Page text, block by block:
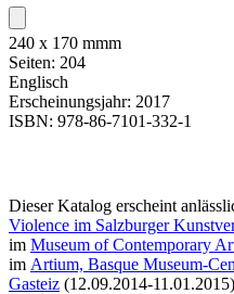
240 x 170 mmm
Seiten: 204
Englisch
Erscheinungsjahr: 2017
ISBN: 978-86-7101-332-1
Dieser Katalog erscheint
Violence im Salzburger
im Museum of Contemporary
im Artium, Basque Museum-
Gasteiz (12.09.2014-